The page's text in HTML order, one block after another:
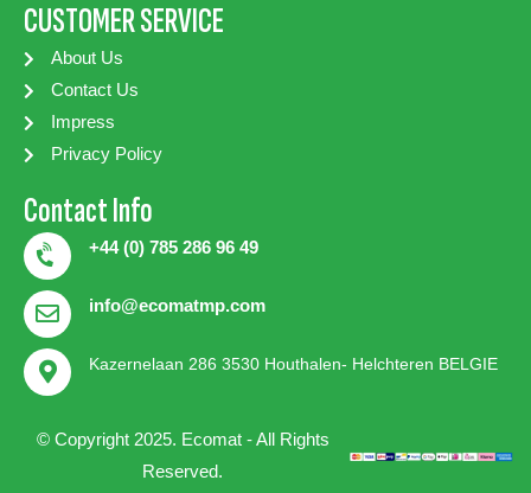
CUSTOMER SERVICE
About Us
Contact Us
Impress
Privacy Policy
Contact Info
+44 (0) 785 286 96 49
info@ecomatmp.com
Kazernelaan 286 3530 Houthalen- Helchteren BELGIE
© Copyright 2025. Ecomat - All Rights
Reserved.